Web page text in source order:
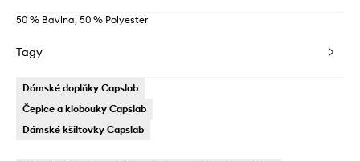
50 % Bavlna, 50 % Polyester
Tagy
Dámské doplňky Capslab
Čepice a klobouky Capslab
Dámské kšiltovky Capslab